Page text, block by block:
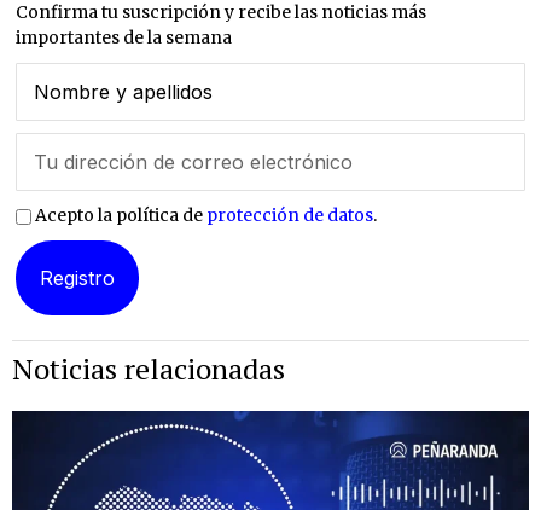
Confirma tu suscripción y recibe las noticias más
importantes de la semana
Acepto la política de protección de datos.
Noticias relacionadas